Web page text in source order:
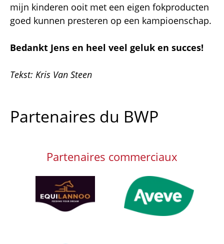
mijn kinderen ooit met een eigen fokproducten
goed kunnen presteren op een kampioenschap.
Bedankt Jens en heel veel geluk en succes!
Tekst: Kris Van Steen
Partenaires du BWP
Partenaires commerciaux
Afbeelding Afbeelding